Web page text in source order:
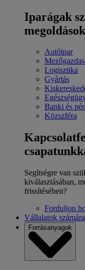
Iparágak
Autóipar
Logisztika
Gyártás
Banki és
Közszféra
Segítségre van
kiválasztásában,
frissítésében?
Forduljon
Vállalatok számára
Forrásanyagok